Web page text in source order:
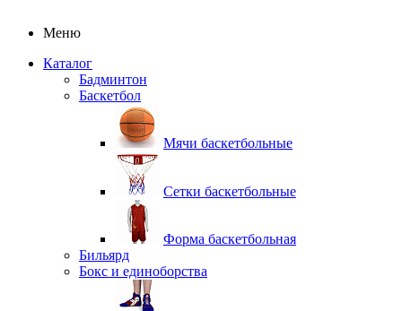
Меню
Каталог
Бадминтон
Баскетбол
Мячи баскетбольные
Сетки баскетбольные
Форма баскетбольная
Бильярд
Бокс и единоборства